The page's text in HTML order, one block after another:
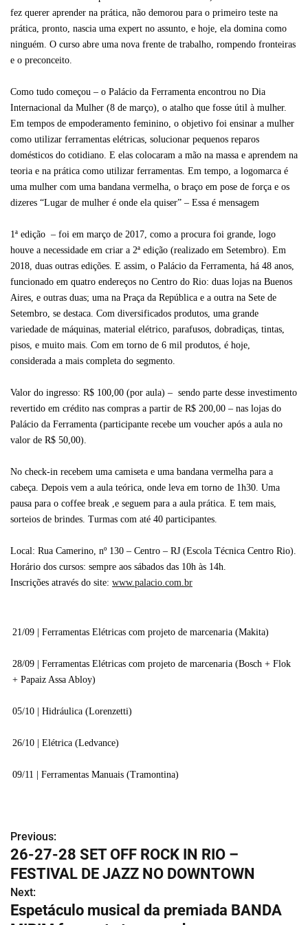
fez querer aprender na prática, não demorou para o primeiro teste na
prática, pronto, nascia uma expert no assunto, e hoje, ela domina como
ninguém. O curso abre uma nova frente de trabalho, rompendo fronteiras
e o preconceito.
Como tudo começou – o Palácio da Ferramenta encontrou no Dia
Internacional da Mulher (8 de março), o atalho que fosse útil à mulher.
Em tempos de empoderamento feminino, o objetivo foi ensinar a mulher
como utilizar ferramentas elétricas, solucionar pequenos reparos
domésticos do cotidiano. E elas colocaram a mão na massa e aprendem na
teoria e na prática como utilizar ferramentas. Em tempo, a logomarca é
uma mulher com uma bandana vermelha, o braço em pose de força e os
dizeres “Lugar de mulher é onde ela quiser” – Essa é mensagem
1ª edição – foi em março de 2017, como a procura foi grande, logo
houve a necessidade em criar a 2ª edição (realizado em Setembro). Em
2018, duas outras edições. E assim, o Palácio da Ferramenta, há 48 anos,
funcionado em quatro endereços no Centro do Rio: duas lojas na Buenos
Aires, e outras duas; uma na Praça da República e a outra na Sete de
Setembro, se destaca. Com diversificados produtos, uma grande
variedade de máquinas, material elétrico, parafusos, dobradiças, tintas,
pisos, e muito mais. Com em torno de 6 mil produtos, é hoje,
considerada a mais completa do segmento.
Valor do ingresso: R$ 100,00 (por aula) – sendo parte desse investimento
revertido em crédito nas compras a partir de R$ 200,00 – nas lojas do
Palácio da Ferramenta (participante recebe um voucher após a aula no
valor de R$ 50,00).
No check-in recebem uma camiseta e uma bandana vermelha para a
cabeça. Depois vem a aula teórica, onde leva em torno de 1h30. Uma
pausa para o coffee break ,e seguem para a aula prática. E tem mais,
sorteios de brindes. Turmas com até 40 participantes.
Local: Rua Camerino, nº 130 – Centro – RJ (Escola Técnica Centro Rio).
Horário dos cursos: sempre aos sábados das 10h às 14h.
Inscrições através do site: www.palacio.com.br
21/09 | Ferramentas Elétricas com projeto de marcenaria (Makita)
28/09 | Ferramentas Elétricas com projeto de marcenaria (Bosch + Flok
+ Papaiz Assa Abloy)
05/10 | Hidráulica (Lorenzetti)
26/10 | Elétrica (Ledvance)
09/11 | Ferramentas Manuais (Tramontina)
N
a
v
e
Previous:
26-27-28 SET OFF ROCK IN RIO –
FESTIVAL DE JAZZ NO DOWNTOWN
Next:
Espetáculo musical da premiada BANDA